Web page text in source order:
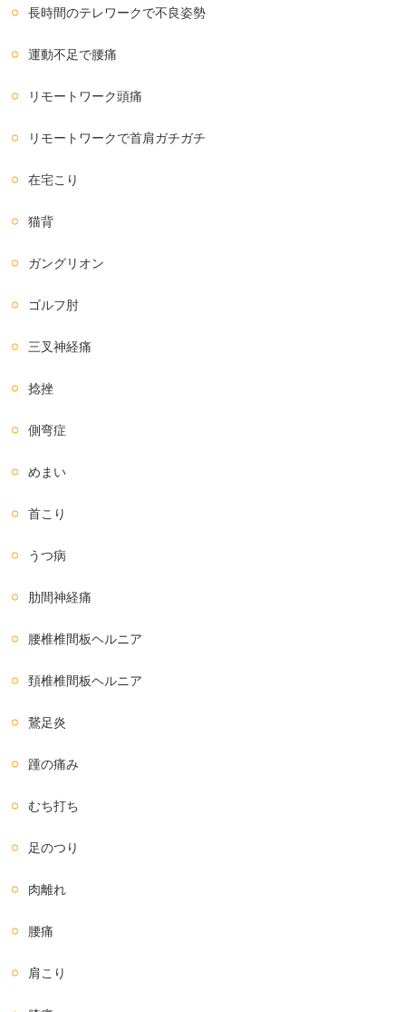
長時間のテレワークで不良姿勢
運動不足で腰痛
リモートワーク頭痛
リモートワークで首肩ガチガチ
在宅こり
猫背
ガングリオン
ゴルフ肘
三叉神経痛
捻挫
側弯症
めまい
首こり
うつ病
肋間神経痛
腰椎椎間板ヘルニア
頚椎椎間板ヘルニア
鵞足炎
踵の痛み
むち打ち
足のつり
肉離れ
腰痛
肩こり